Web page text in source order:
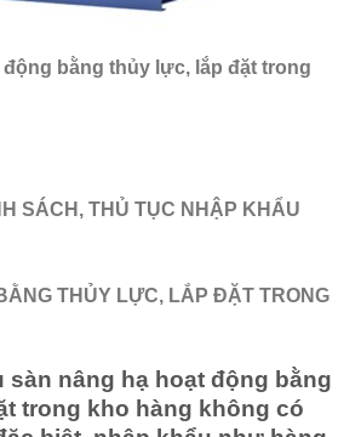
bằng thủy lực, lắp đặt trong
SÁCH, THỦ TỤC NHẬP KHẨU
THỦY LỰC, LẮP ĐẶT TRONG
nâng hạ hoạt động bằng
trong kho hàng không có